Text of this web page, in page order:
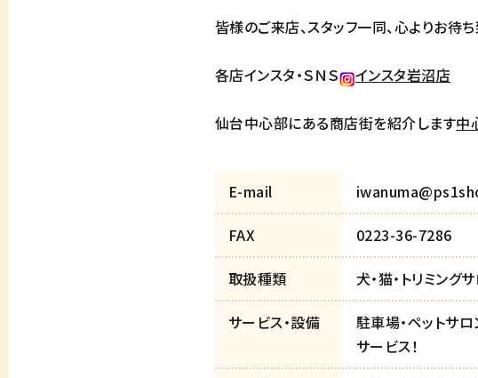
皆様のご来店、スタッフ一同、心よりお待ち
各店インスタ・ＳＮＳ インスタ岩沼店
仙台中心部にある商店街を紹介します中
E-mail
FAX 0223-36-7286
取扱種類 犬・猫・トリミング
サービス・設備 駐車場・ペットサロ
サービス！